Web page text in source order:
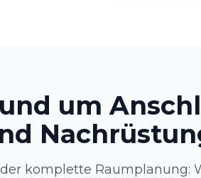
um
komplette Raumplanung: